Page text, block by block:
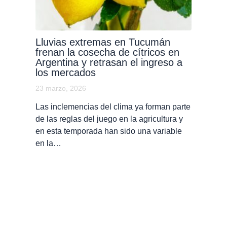
Lluvias extremas en Tucumán
frenan la cosecha de cítricos en
Argentina y retrasan el ingreso a
los mercados
23 marzo, 2026
Las inclemencias del clima ya forman parte
de las reglas del juego en la agricultura y
en esta temporada han sido una variable
en la…